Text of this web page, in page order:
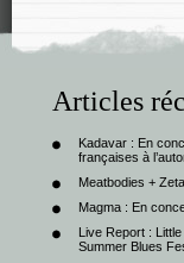
Articles
Kadavar : En
françaises à
Meatbodies +
Magma : En
Live Report :
Summer Blues